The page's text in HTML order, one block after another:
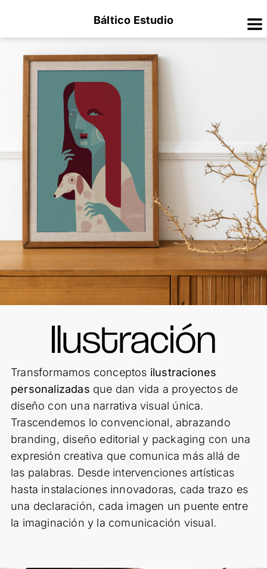
Báltico Estudio
Transformamos conceptos ilustraciones
personalizadas que dan vida a proyectos de
diseño con una narrativa visual única.
Trascendemos lo convencional, abrazando
branding, diseño editorial y packaging con una
expresión creativa que comunica más allá de
las palabras. Desde intervenciones artísticas
hasta instalaciones innovadoras, cada trazo es
una declaración, cada imagen un puente entre
la imaginación y la comunicación visual.